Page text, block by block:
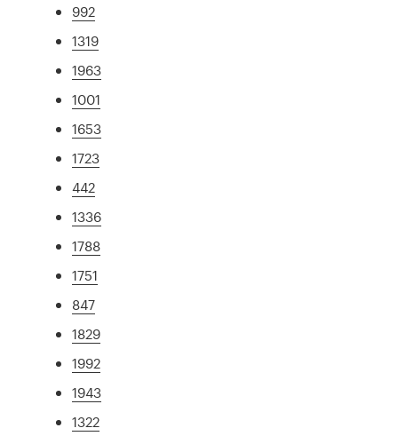
992
1319
1963
1001
1653
1723
442
1336
1788
1751
847
1829
1992
1943
1322